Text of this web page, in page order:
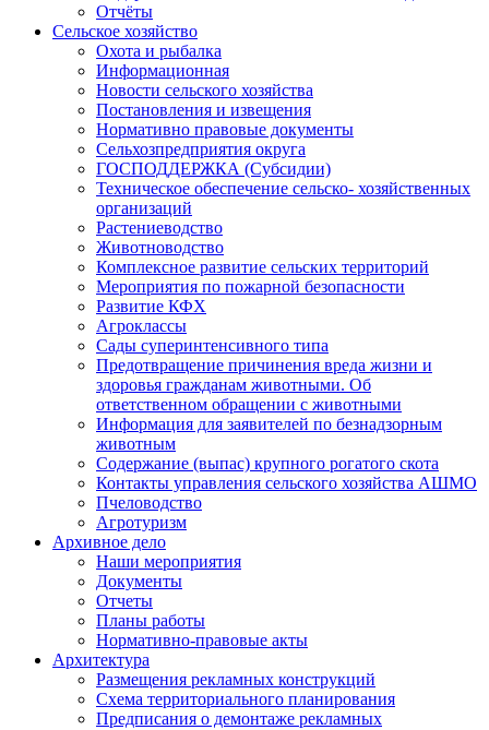
Отчёты
Сельское хозяйство
Охота и рыбалка
Информационная
Новости сельского хозяйства
Постановления и извещения
Нормативно правовые документы
Сельхозпредприятия округа
ГОСПОДДЕРЖКА (Субсидии)
Техническое обеспечение сельско- хозяйственных
организаций
Растениеводство
Животноводство
Комплексное развитие сельских территорий
Мероприятия по пожарной безопасности
Развитие КФХ
Агроклассы
Сады суперинтенсивного типа
Предотвращение причинения вреда жизни и
здоровья гражданам животными. Об
ответственном обращении с животными
Информация для заявителей по безнадзорным
животным
Содержание (выпас) крупного рогатого скота
Контакты управления сельского хозяйства АШМО
Пчеловодство
Агротуризм
Архивное дело
Наши мероприятия
Документы
Отчеты
Планы работы
Нормативно-правовые акты
Архитектура
Размещения рекламных конструкций
Схема территориального планирования
Предписания о демонтаже рекламных